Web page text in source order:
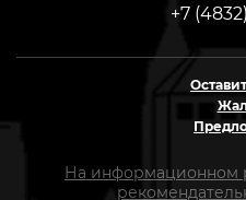
+7
На информационном